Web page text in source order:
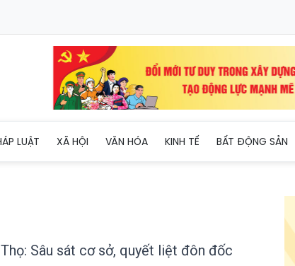
LUẬT XÃ HỘI VĂN HÓA KINH TẾ BẤT ĐỘNG SẢN
Sâu sát cơ sở, quyết liệt đôn đốc